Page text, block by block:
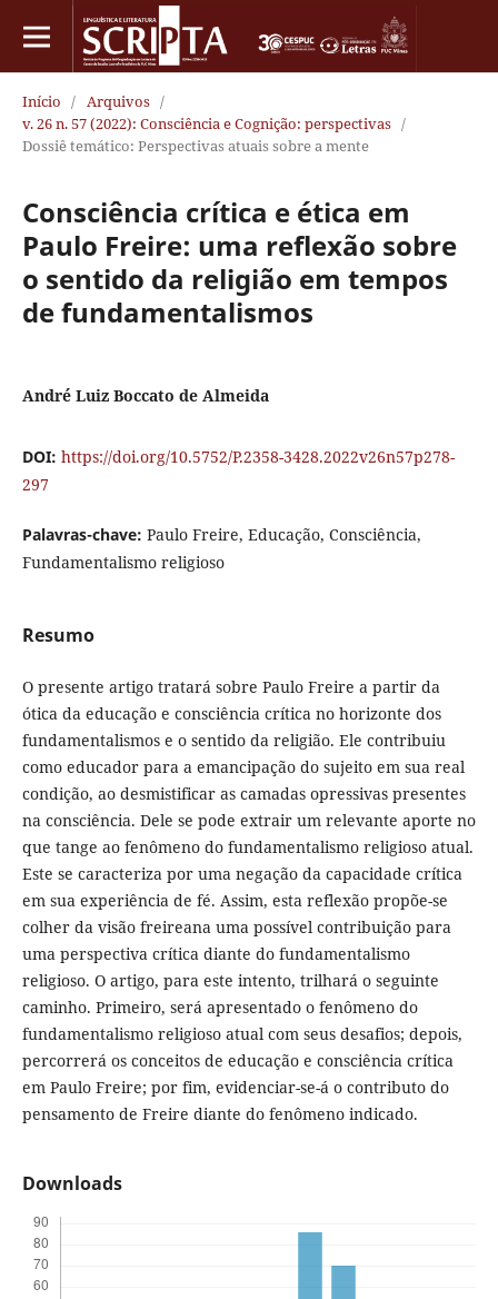
Início / Arquivos /
v. 26 n. 57 (2022): Consciência e Cognição: perspectivas /
Dossiê temático: Perspectivas atuais sobre a mente
Consciência crítica e ética em
Paulo Freire: uma reflexão sobre
o sentido da religião em tempos
de fundamentalismos
André Luiz Boccato de Almeida
DOI: https://doi.org/10.5752/P.2358-3428.2022v26n57p278-
297
Palavras-chave: Paulo Freire, Educação, Consciência,
Fundamentalismo religioso
Resumo
O presente artigo tratará sobre Paulo Freire a partir da
ótica da educação e consciência crítica no horizonte dos
fundamentalismos e o sentido da religião. Ele contribuiu
como educador para a emancipação do sujeito em sua real
condição, ao desmistificar as camadas opressivas presentes
na consciência. Dele se pode extrair um relevante aporte no
que tange ao fenômeno do fundamentalismo religioso atual.
Este se caracteriza por uma negação da capacidade crítica
em sua experiência de fé. Assim, esta reflexão propõe-se
colher da visão freireana uma possível contribuição para
uma perspectiva crítica diante do fundamentalismo
religioso. O artigo, para este intento, trilhará o seguinte
caminho. Primeiro, será apresentado o fenômeno do
fundamentalismo religioso atual com seus desafios; depois,
percorrerá os conceitos de educação e consciência crítica
em Paulo Freire; por fim, evidenciar-se-á o contributo do
pensamento de Freire diante do fenômeno indicado.
Downloads